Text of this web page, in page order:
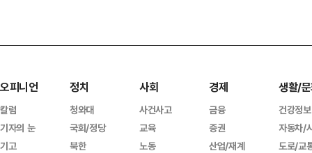
오피니언
칼럼
기자의 눈
기고
정치
청와대
국회/정당
북한
사회
사건사고
교육
노동
경제
금융
증권
산업/재계
생활/
건강정보
자동차/
도로/교